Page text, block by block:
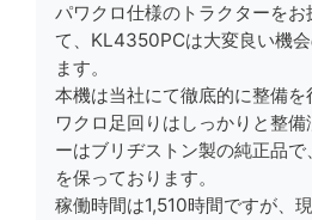
パワクロ仕様のトラクターをお
て、KL4350PCは大変良い機
ます。
本機は当社にて徹底的に整備
ワクロ足回りはしっかりと整
ーはブリヂストン製の純正品
を保っております。
稼働時間は1,510時間ですが、